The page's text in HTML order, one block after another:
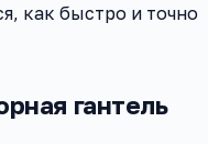
как быстро и точно
гантель